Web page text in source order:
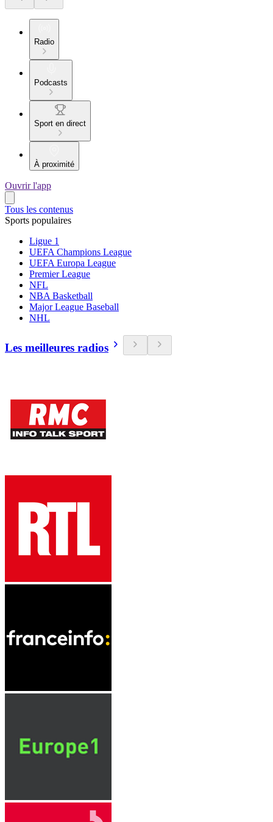
Radio
Podcasts
Sport en direct
À proximité
Ouvrir l'app
Tous les contenus
Sports populaires
Ligue 1
UEFA Champions League
UEFA Europa League
Premier League
NFL
NBA Basketball
Major League Baseball
NHL
Les meilleures radios